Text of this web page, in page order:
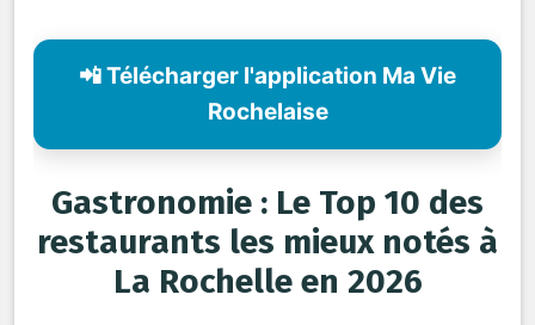
📲 Télécharger l'application Ma Vie
Rochelaise
Gastronomie : Le Top 10 des
restaurants les mieux notés à
La Rochelle en 2026